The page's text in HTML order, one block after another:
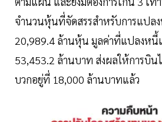
จำนวนหุ้นที่จัดสรรสำหรับการแปล
20,989.4 ล้านหุ้น มูลค่าที่แปลงห
53,453.2 ล้านบาท ส่งผลให้การบิ
บวกอยู่ที่ 18,000 ล้านบาทแล้ว